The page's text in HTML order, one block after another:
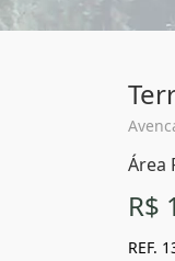
Área
R$
REF.